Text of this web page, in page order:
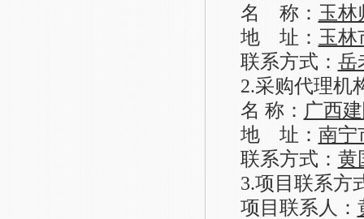
名
称： 玉林
地
址： 玉林
联系方式： 岳
2.采购代理机
名 称： 广西
地 址： 南宁
联系方式： 黄
3.项目联系方
项目联系人：